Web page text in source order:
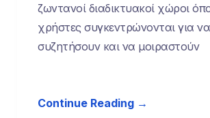
ζωντανοί διαδικτυακοί χώροι
χρήστες συγκεντρώνονται για να
συζητήσουν και να μοιραστούν
Continue Reading →